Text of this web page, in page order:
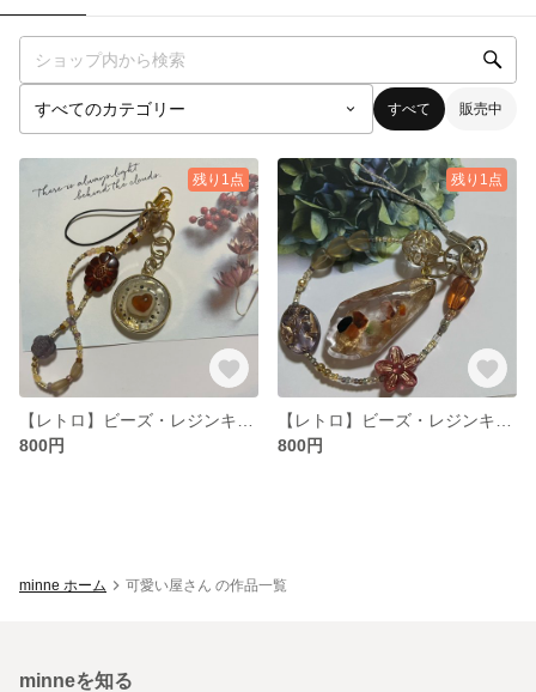
すべて 販売中
残り1点
800円
残り1点
800円
minne ホーム 可愛い屋さん の作品一覧
minneを知る